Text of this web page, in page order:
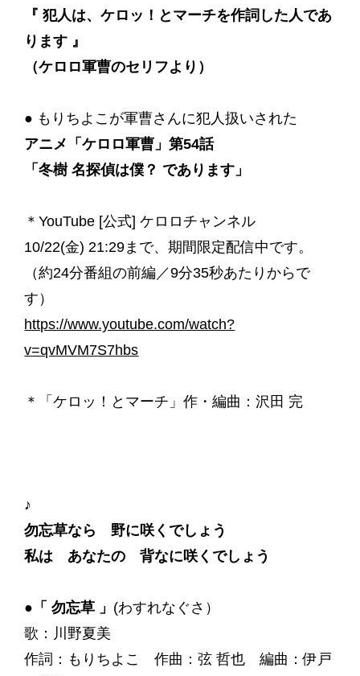
『 犯人は、ケロッ！とマーチを作詞した人であ
ります 』
（ケロロ軍曹のセリフより）
● もりちよこが軍曹さんに犯人扱いされた
アニメ「ケロロ軍曹」第54話
「冬樹 名探偵は僕？ であります」
＊YouTube [公式] ケロロチャンネル
10/22(金) 21:29まで、期間限定配信中です。
（約24分番組の前編／9分35秒あたりからで
す）
https://www.youtube.com/watch?
v=qvMVM7S7hbs
＊「ケロッ！とマーチ」作・編曲：沢田 完
♪
勿忘草なら 野に咲くでしょう
私は あなたの 背なに咲くでしょう
●「 勿忘草 」 (わすれなぐさ）
歌：川野夏美
‬作詞：もりちよこ 作曲：弦 哲也 編曲：伊戸